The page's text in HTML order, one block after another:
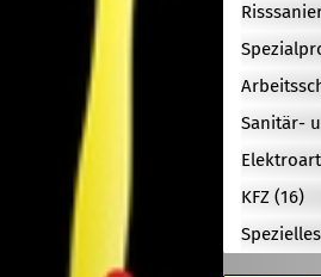
Sanitär-
KFZ (16)